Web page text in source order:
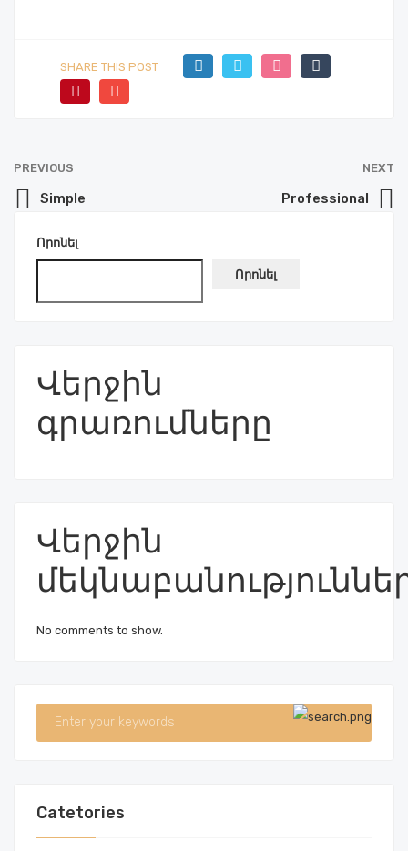
SHARE THIS POST
PREVIOUS
Simple
NEXT
Professional
Որոնել
Որոնել
Վերջին
գրառումները
Վերջին
No comments to show.
Catetories